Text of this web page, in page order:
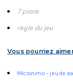
7 pions
règle du jeu
Vous pourriez
Micronimo – jeu de